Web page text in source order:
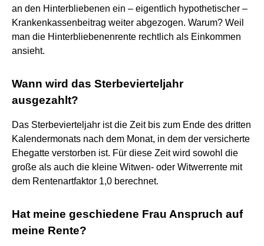
an den Hinterbliebenen ein – eigentlich hypothetischer –
Krankenkassenbeitrag weiter abgezogen. Warum? Weil
man die Hinterbliebenenrente rechtlich als Einkommen
ansieht.
Wann wird das Sterbevierteljahr
ausgezahlt?
Das Sterbevierteljahr ist die Zeit bis zum Ende des dritten
Kalendermonats nach dem Monat, in dem der versicherte
Ehegatte verstorben ist. Für diese Zeit wird sowohl die
große als auch die kleine Witwen- oder Witwerrente mit
dem Rentenartfaktor 1,0 berechnet.
Hat meine geschiedene Frau Anspruch auf
meine Rente?